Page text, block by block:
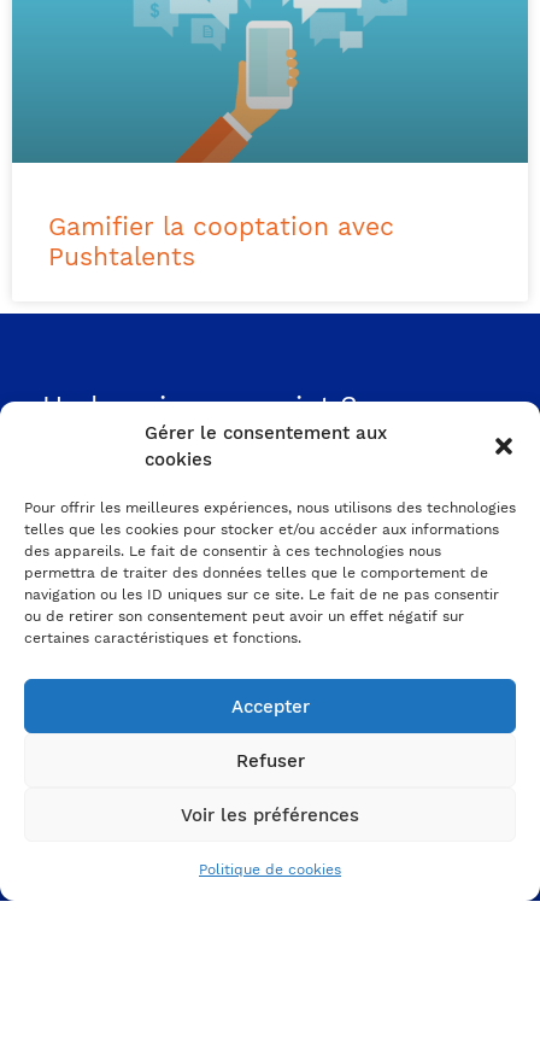
Gérer le consentement aux
cookies
Pour offrir les meilleures expériences, nous utilisons des technologies
telles que les cookies pour stocker et/ou accéder aux informations
des appareils. Le fait de consentir à ces technologies nous
permettra de traiter des données telles que le comportement de
navigation ou les ID uniques sur ce site. Le fait de ne pas consentir
ou de retirer son consentement peut avoir un effet négatif sur
certaines caractéristiques et fonctions.
Accepter
Refuser
Voir les préférences
Politique de cookies
Gamifier la cooptation avec
Pushtalents
Un besoin, un projet ?
On en parle ?
Prenez RDV avec un expert
A PROPOS
DE NOUS
L'agence
Votre ADN et votre culture